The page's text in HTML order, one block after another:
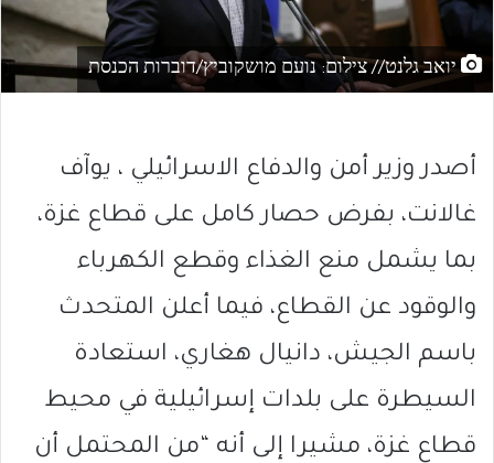
יואב גלנט// צילום: נועם מושקוביץ/דוברות הכנסת
أصدر وزير أمن والدفاع الاسرائيلي ، يوآف
غالانت، بفرض حصار كامل على قطاع غزة،
بما يشمل منع الغذاء وقطع الكهرباء
والوقود عن القطاع، فيما أعلن المتحدث
باسم الجيش، دانيال هغاري، استعادة
السيطرة على بلدات إسرائيلية في محيط
قطاع غزة، مشيرا إلى أنه “من المحتمل أن